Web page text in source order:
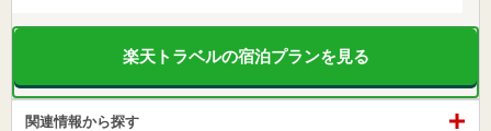
楽天トラベルの宿泊プランを見る
関連情報から探す